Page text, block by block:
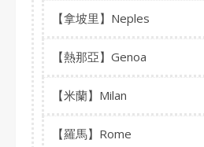
【拿坡里】Neples
【熱那亞】Genoa
【米蘭】Milan
【羅馬】Rome